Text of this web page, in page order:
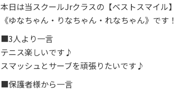
本日は当スクールJrクラスの【ベストスマイル】
《ゆなちゃん・りなちゃん・れなちゃん》です！
■3人より一言
テニス楽しいです♪
スマッシュとサーブを頑張りたいです♪
■保護者様から一言